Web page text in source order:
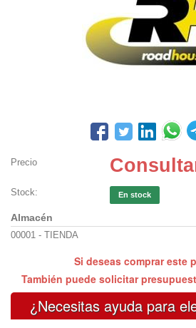
Precio
Stock: En stock
Almacén
00001 - TIENDA
Si deseas comprar este
También puede solicitar
¿Necesitas ayuda para